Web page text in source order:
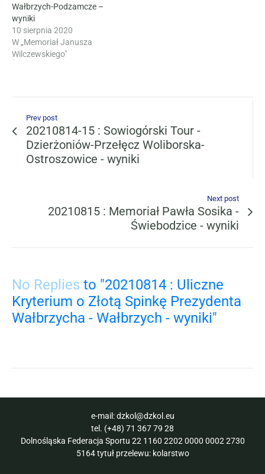
Wałbrzych-Podzamcze –
wyniki
10 sierpnia 2020
W „Memoriał Janusza
Wilczewskiego"
Prev post
20210814-15 : Sowiogórski Tour -
Dzierżoniów-Przełęcz Woliborska-
Ostroszowice - wyniki
Next post
20210815 : Memoriał Pawła Sosika -
Świebodzice - wyniki
No Replies to "20210814 : Uliczne
Kryterium o Złotą Spinkę Prezydenta
Wałbrzycha - Wałbrzych - wyniki"
e-mail:dzkol@dzkol.eu
tel. (+48) 71 367 79 28
Dolnośląska Federacja Sportu 22 1160 2202 0000 0002 2730
5164 tytuł przelewu: kolarstwo